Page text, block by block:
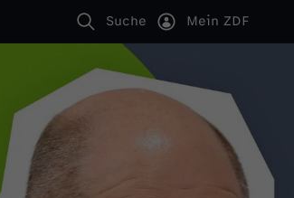
Suche Mein ZDF